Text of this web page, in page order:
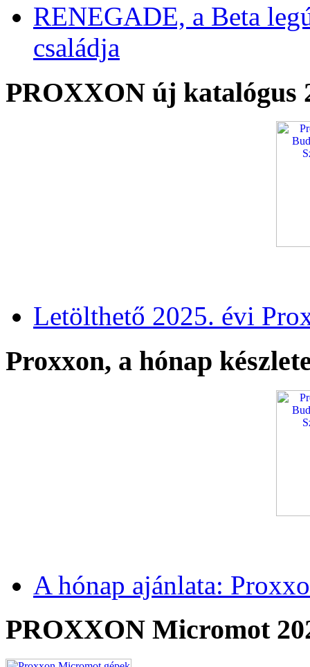
RENEGADE, a Beta
családja
PROXXON új katalógus
Letölthető 2025. évi
Proxxon, a hónap
A hónap ajánlata:
PROXXON Micromot